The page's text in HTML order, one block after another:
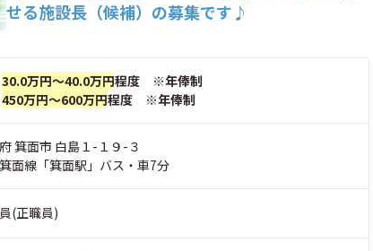
せる施設長（候補）の募集です♪
30.0万円～40.0万円程度 ※年俸制
450万円～600万円程度 ※年俸制
箕面市 白島１-１９-３
面線「箕面駅」バス・車7分
(正職員)